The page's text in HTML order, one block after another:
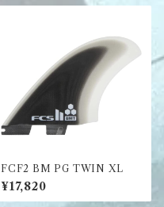
FCF2 BM PG TWIN XL
¥17,820